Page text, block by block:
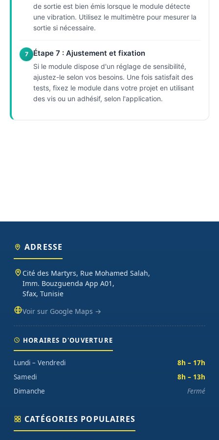
de sortie est bien émis lorsque le module détecte
une vibration. Utilisez le multimètre pour mesurer la
sortie si nécessaire.
7 Étape 7 : Ajustement et fixation
Si le module dispose d'un réglage de sensibilité,
ajustez-le selon vos besoins. Une fois satisfait des
tests, fixez le module dans votre projet en utilisant
des vis ou un adhésif, selon l'application.
ADRESSE
Cité des Martyrs, Rue Mohamed Salah,
Imm. Bouzguenda App A01,
Sfax, Tunisie
Voir sur Google Maps →
HORAIRES D'OUVERTURE
Lundi – Vendredi
8h – 17h
Samedi
8h – 13h
Dimanche
Fermé
CATÉGORIES POPULAIRES